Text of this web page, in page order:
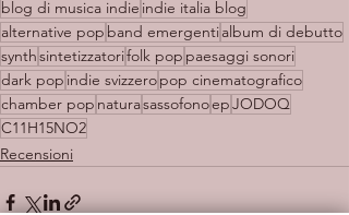
blog di musica indie indie italia blog
alternative pop band emergentialbum di debutto
synthsintetizzatorifolk pop paesaggi sonori
dark pop indie svizzeropop cinematografico
chamber pop naturasassofonoepJODOQ
C11H15NO2
Recensioni